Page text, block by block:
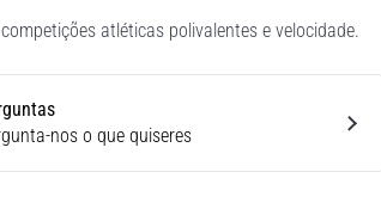
atléticas polivalentes e velocidade.
nos o que quiseres